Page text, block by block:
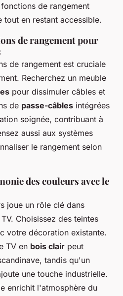
de rangement
tout en restant accessible.
de rangement pour
de rangement est cruciale
Recherchez un meuble
pour dissimuler câbles et
de passe-câbles intégrées
soignée, contribuant à
aussi aux systèmes
le rangement selon
des couleurs avec le
joue un rôle clé dans
Choisissez des teintes
votre décoration existante.
TV en bois clair peut
tandis qu'un
une touche industrielle.
enrichit l'atmosphère du